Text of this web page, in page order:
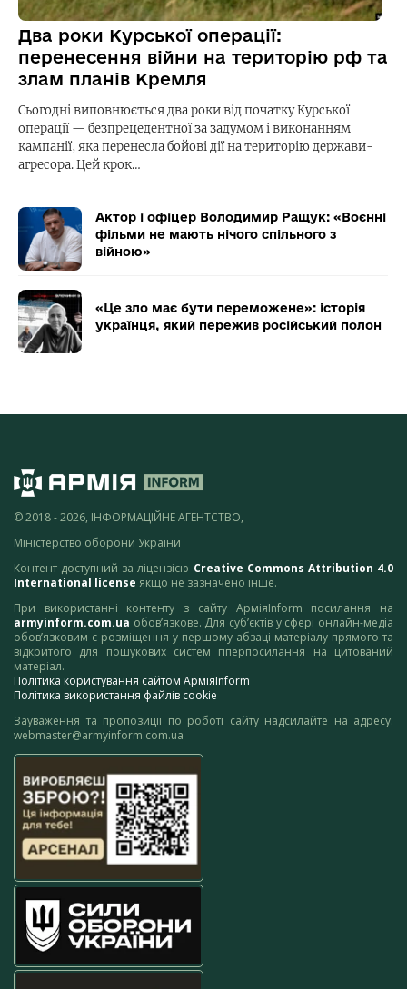
Два роки Курської операції:
перенесення війни на територію рф та
злам планів Кремля
Сьогодні виповнюється два роки від початку Курської
операції — безпрецедентної за задумом і виконанням
кампанії, яка перенесла бойові дії на територію держави-
агресора. Цей крок…
Актор і офіцер Володимир Ращук: «Воєнні
фільми не мають нічого спільного з
війною»
«Це зло має бути переможене»: історія
українця, який пережив російський полон
© 2018 - 2026, ІНФОРМАЦІЙНЕ АГЕНТСТВО,
Міністерство оборони України
Контент доступний за ліцензією Creative Commons Attribution 4.0
International license якщо не зазначено інше.
При використанні контенту з сайту АрміяInform посилання на
armyinform.com.ua обов’язкове. Для суб’єктів у сфері онлайн-медіа
обов’язковим є розміщення у першому абзаці матеріалу прямого та
відкритого для пошукових систем гіперпосилання на цитований
матеріал.
Політика користування сайтом АрміяInform
Політика використання файлів cookie
Зауваження та пропозиції по роботі сайту надсилайте на адресу:
webmaster@armyinform.com.ua